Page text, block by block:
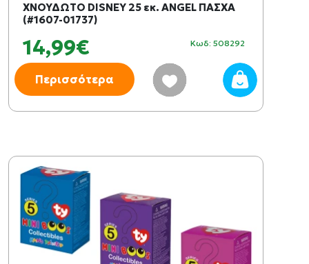
ΧΝΟΥΔΩΤΟ DISNEY 25 εκ. ANGEL ΠΑΣΧΑ
(#1607-01737)
14,99€ Κωδ: 508292
Περισσότερα